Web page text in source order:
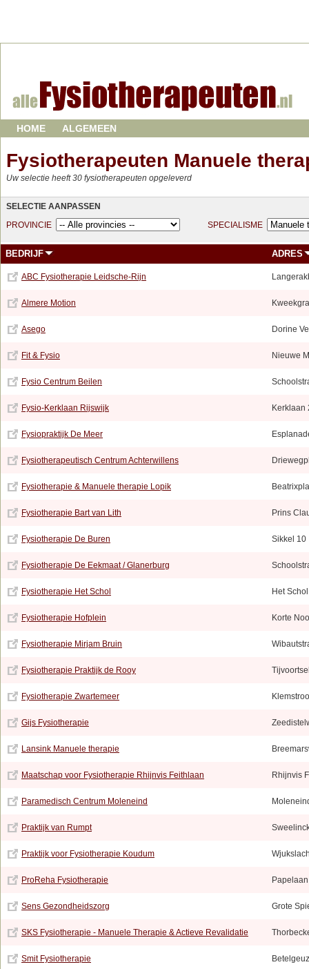
HOME ALGEMEEN
Fysiotherapeuten Manuele
Uw selectie heeft 30 fysiotherapeuten opgeleverd
SELECTIE AANPASSEN
PROVINCIE
SPECIALISME
BEDRIJF ADRES
ABC Fysiotherapie Leidsche-Rijn
Almere Motion
Asego Dorine
Fit & Fysio Nieuwe
Fysio Centrum Beilen
Fysio-Kerklaan Rijswijk Kerklaan
Fysiopraktijk De Meer
Fysiotherapeutisch Centrum Achterwillens
Fysiotherapie & Manuele therapie Lopik
Fysiotherapie Bart van Lith Prins
Fysiotherapie De Buren Sikkel 10
Fysiotherapie De Eekmaat / Glanerburg
Fysiotherapie Het Schol Het
Fysiotherapie Hofplein Korte
Fysiotherapie Mirjam Bruin
Fysiotherapie Praktijk de Rooy
Fysiotherapie Zwartemeer
Gijs Fysiotherapie
Lansink Manuele therapie
Maatschap voor Fysiotherapie Rhijnvis Feithlaan Rhijnvis
Paramedisch Centrum Moleneind
Praktijk van Rumpt
Praktijk voor Fysiotherapie Koudum
ProReha Fysiotherapie
Sens Gezondheidszorg Grote
SKS Fysiotherapie - Manuele Therapie & Actieve Revalidatie
Smit Fysiotherapie